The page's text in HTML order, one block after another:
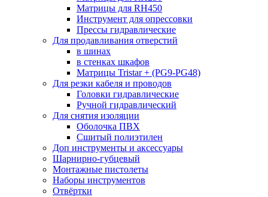
Матрицы для RH450
Инструмент для опрессовки
Прессы гидравлические
Для продавливания отверстий
в шинах
в стенках шкафов
Матрицы Tristar + (PG9-PG48)
Для резки кабеля и проводов
Головки гидравлические
Ручной гидравлический
Для снятия изоляции
Оболочка ПВХ
Сшитый полиэтилен
Доп инструменты и аксессуары
Шарнирно-губцевый
Монтажные пистолеты
Наборы инструментов
Отвёртки